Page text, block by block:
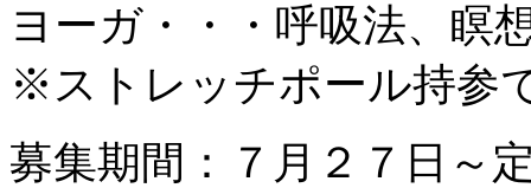
ヨーガ・・・呼吸法、瞑
※ストレッチポール持参
募集期間：７月２７日～